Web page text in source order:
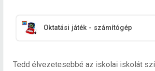
Oktatási játék - számítógép
Tedd élvezetesebbé az iskolai iskolát